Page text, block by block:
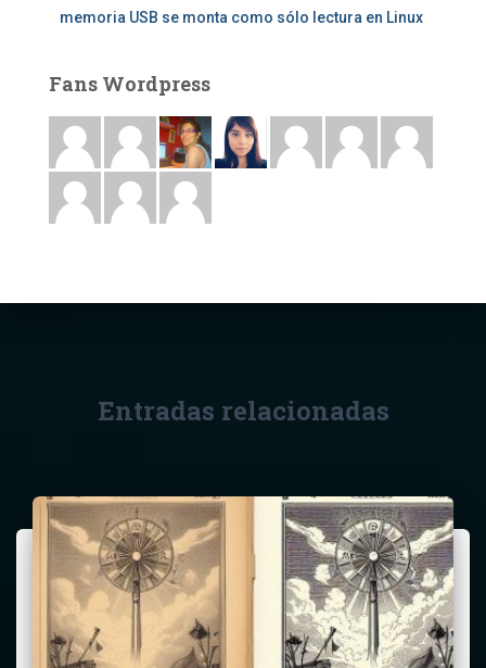
memoria USB se monta como sólo lectura en Linux
Fans Wordpress
Entradas relacionadas